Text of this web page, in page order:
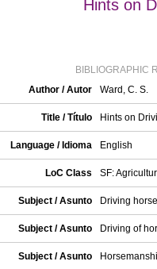
Hints on
BIBLIOGRAPHIC
Author / Autor
Ward, C. S.
Title / Título Hints on
Language / Idioma English
LoC Class SF:
Subject / Asunto Driving
Subject / Asunto Driving of
Subject / Asunto